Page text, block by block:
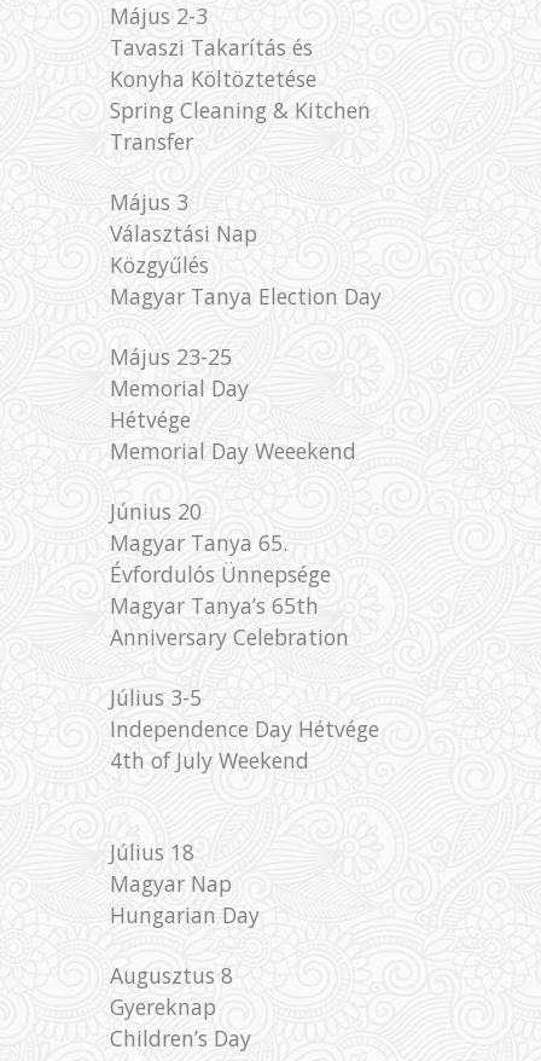
Május 2-3
Tavaszi Takarítás és
Konyha Költöztetése
Spring Cleaning & Kitchen
Transfer
Május 3
Választási Nap
Közgyűlés
Magyar Tanya Election Day
Május 23-25
Memorial Day
Hétvége
Memorial Day Weeekend
Június 20
Magyar Tanya 65.
Évfordulós Ünnepsége
Magyar Tanya’s 65th
Anniversary Celebration
Július 3-5
Independence Day Hétvége
4th of July Weekend
Július 18
Magyar Nap
Hungarian Day
Augusztus 8
Gyereknap
Children’s Day